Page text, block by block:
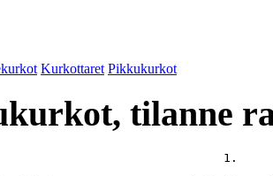
Kurkottaret Pikkukurkot
tilanne
1.